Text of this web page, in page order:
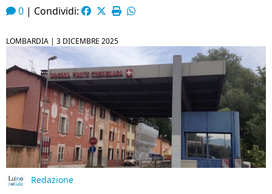
0 | Condividi:
LOMBARDIA | 3 DICEMBRE 2025
Redazione